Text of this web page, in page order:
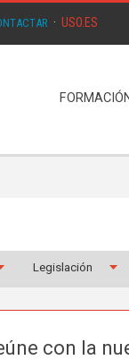
· USO.ES
Legislación
con la